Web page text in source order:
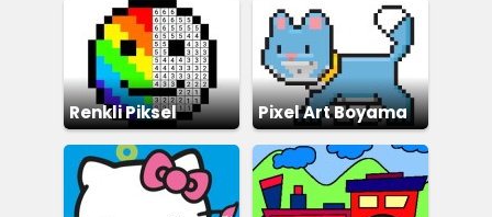
Renkli Piksel
Boyama
Pixel Art Boyama